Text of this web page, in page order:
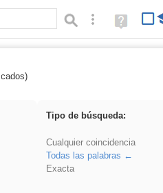
Búsqueda avanzada
Ayuda
(en
Tipo de búsqueda:
Cualquier coincidencia
Todas las palabras
Exacta